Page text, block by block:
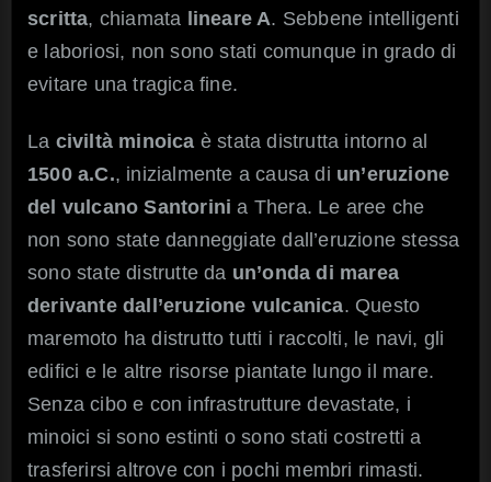
scritta, chiamata lineare A. Sebbene intelligenti
e laboriosi, non sono stati comunque in grado di
evitare una tragica fine.
La civiltà minoica è stata distrutta intorno al
1500 a.C., inizialmente a causa di un’eruzione
del vulcano Santorini a Thera. Le aree che
non sono state danneggiate dall’eruzione stessa
sono state distrutte da un’onda di marea
derivante dall’eruzione vulcanica. Questo
maremoto ha distrutto tutti i raccolti, le navi, gli
edifici e le altre risorse piantate lungo il mare.
Senza cibo e con infrastrutture devastate, i
minoici si sono estinti o sono stati costretti a
trasferirsi altrove con i pochi membri rimasti.